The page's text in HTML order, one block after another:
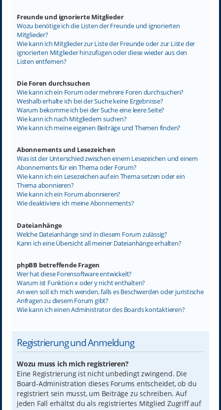
Freunde und ignorierte Mitglieder
Wozu benötige ich die Listen der Freunde und ignorierten
Mitglieder?
Wie kann ich Mitglieder zur Liste der Freunde oder zur Liste der
ignorierten Mitglieder hinzufügen oder diese wieder aus den
Listen entfernen?
Die Foren durchsuchen
Wie kann ich ein Forum oder mehrere Foren durchsuchen?
Weshalb erhalte ich bei der Suche keine Ergebnisse?
Warum bekomme ich bei der Suche eine leere Seite?
Wie kann ich nach Mitgliedern suchen?
Wie kann ich meine eigenen Beiträge und Themen finden?
Abonnements und Lesezeichen
Was ist der Unterschied zwischen einem Lesezeichen und einem
Abonnements für ein Thema oder Forum?
Wie kann ich ein Lesezeichen auf ein Thema setzen oder ein
Thema abonnieren?
Wie kann ich ein Forum abonnieren?
Wie deaktiviere ich meine Abonnements?
Dateianhänge
Welche Dateianhänge sind in diesem Forum zulässig?
Kann ich eine Übersicht all meiner Dateianhänge erhalten?
phpBB betreffende Fragen
Wer hat diese Forensoftware entwickelt?
Warum ist Funktion x oder y nicht enthalten?
An wen soll ich mich wenden, falls es Beschwerden oder juristische
Anfragen zu diesem Forum gibt?
Wie kann ich einen Administrator des Boards kontaktieren?
Registrierung und Anmeldung
Wozu muss ich mich registrieren?
Eine Registrierung ist nicht unbedingt zwingend. Die
Board-Administration dieses Forums entscheidet, ob du
registriert sein musst, um Beiträge zu schreiben. Auf
jeden Fall erhältst du als registriertes Mitglied Zugriff auf